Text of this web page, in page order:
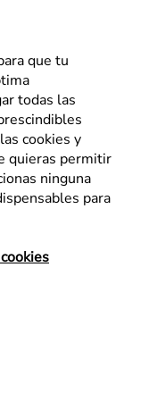
que tu
todas las
las cookies y
quieras permitir
ninguna
para
con
al